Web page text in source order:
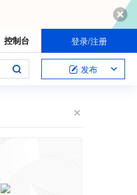
控制台 登录/注册
发布